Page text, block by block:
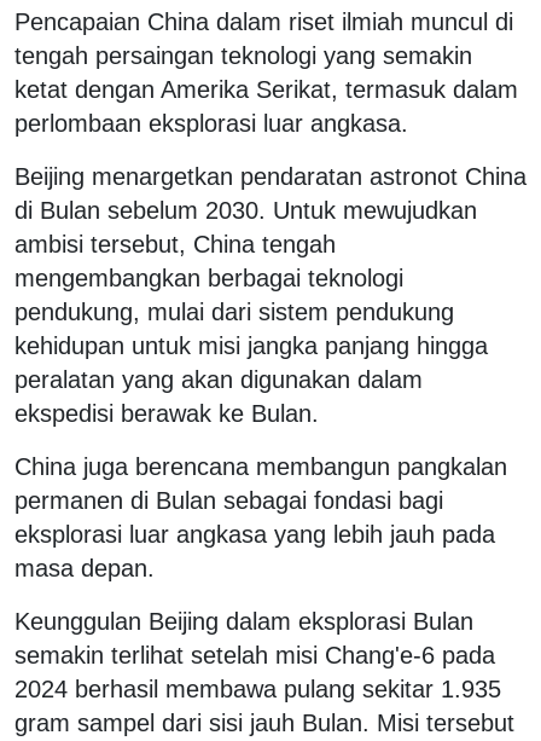
Pencapaian China dalam riset ilmiah muncul di
tengah persaingan teknologi yang semakin
ketat dengan Amerika Serikat, termasuk dalam
perlombaan eksplorasi luar angkasa.
Beijing menargetkan pendaratan astronot China
di Bulan sebelum 2030. Untuk mewujudkan
ambisi tersebut, China tengah
mengembangkan berbagai teknologi
pendukung, mulai dari sistem pendukung
kehidupan untuk misi jangka panjang hingga
peralatan yang akan digunakan dalam
ekspedisi berawak ke Bulan.
China juga berencana membangun pangkalan
permanen di Bulan sebagai fondasi bagi
eksplorasi luar angkasa yang lebih jauh pada
masa depan.
Keunggulan Beijing dalam eksplorasi Bulan
semakin terlihat setelah misi Chang'e-6 pada
2024 berhasil membawa pulang sekitar 1.935
gram sampel dari sisi jauh Bulan. Misi tersebut